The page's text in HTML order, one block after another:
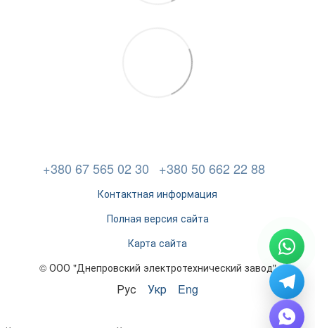
+380 67 565 02 30 +380 50 662 22 88
Контактная информация
Полная версия сайта
Карта сайта
© ООО "Днепровский электротехнический завод"
Рус Укр Eng